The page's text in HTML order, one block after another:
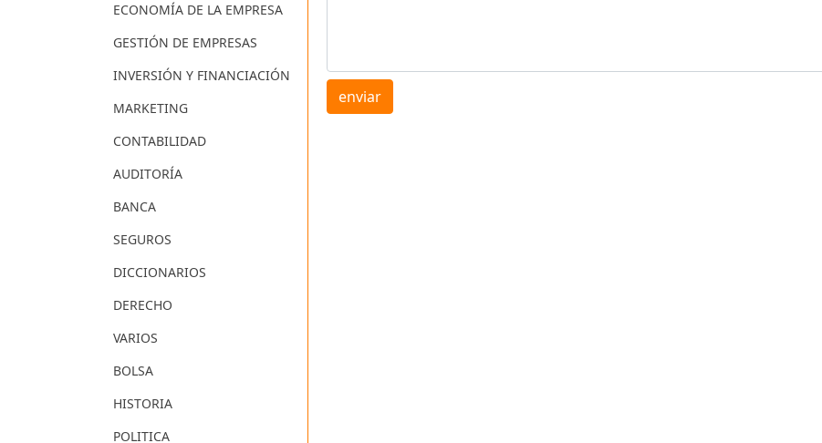
ECONOMÍA DE LA EMPRESA
GESTIÓN DE EMPRESAS
INVERSIÓN Y FINANCIACIÓN
MARKETING
CONTABILIDAD
AUDITORÍA
BANCA
SEGUROS
DICCIONARIOS
DERECHO
VARIOS
BOLSA
HISTORIA
POLITICA
enviar